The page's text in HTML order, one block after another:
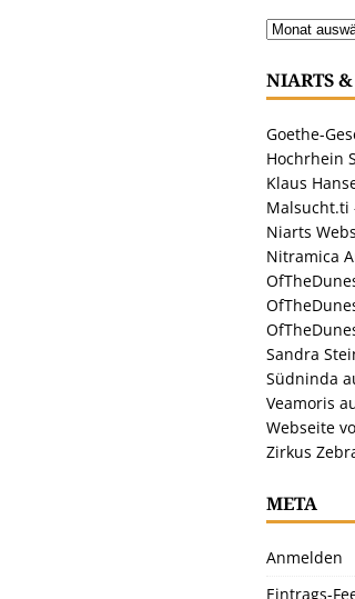
NIARTS
Goethe-
Hochrhein
Klaus
Malsucht.ti
Niarts
Nitramica
Sandra
Südninda
Veamoris
Webseite
Zirkus
META
Anmelden
Eintrags-